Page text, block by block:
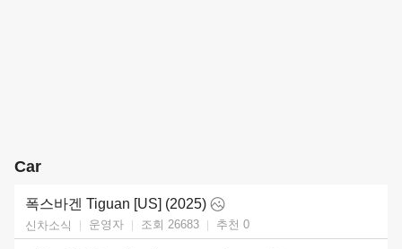
Car
폭스바겐 Tiguan [US] (2025)
신차소식 운영자 조회 26683 추천 0